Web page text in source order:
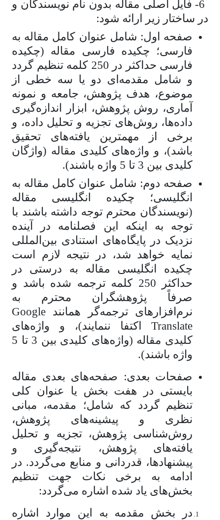
6- فایل اصلی مقاله بدون نام نویسندگان و
در ساختار زیر ارائه شود:
صفحه اول: شامل عنوان کامل مقاله به
فارسی؛ چکیده فارسی مقاله (چکیده
فارسی حداکثر در 250 کلمه تنظیم گردد
و شامل مقدمه‌ای دو یا سه خطی از
موضوع، هدف پژوهش، جامعه و نمونه
آماری، روش پژوهش، ابزار اندازه‌گیری
داده‌ها، روش‎‌های تجزیه و تحلیل داده، و
برخی از مهمترین یافته‌های تحقیق
باشد)، و واژه‌های کلیدی مقاله (واژگان
کلیدی بین 3 تا 5 واژه باشند).
صفحه دوم: شامل عنوان کامل مقاله به
انگلیسی؛ چکیده انگلیسی مقاله
(نویسندگان محترم توجه داشته باشند با
توجه به اینکه این فصلنامه در آینده
نزدیک در پایگاه‌های استنادی بین‌المللی
نمایه خواهد شد، در نتیجه لازم است
چکیده انگلیسی مقاله به درستی در
حداکثر 250 کلمه ترجمه شده باشد و
صرفاً پژوهشگران محترم به
نرم‌افزارهای ترجمه‌گر همانند Google
Translate اکتفا ننمایند)، و واژه‌های
کلیدی مقاله (واژه‌های کلیدی بین 3 تا 5
واژه باشند).
صفحات بعدی: صفحه‌های بعدی مقاله
بایستی در هفت بخش یا عنوان کلی
تنظیم گردد که شامل؛ مقدمه، مبانی
نظری و پیشینه‌های پژوهش،
روش‌شناسی پژوهش، تجزیه و تحلیل
یافته‌های پژوهش، نتیجه‌گیری و
پیشنهادها، قدردانی و منابع می‌گردد. در
ادامه به برخی نکات جهت تنظیم
بخش‌های یاد شده اشاره می‌گردد:
در بخش مقدمه به این موارد اشاره